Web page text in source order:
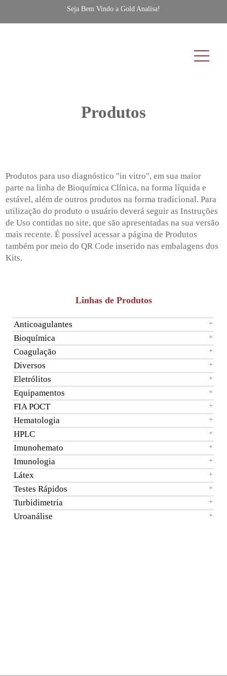
Seja Bem Vindo a Gold Analisa!
Produtos
Produtos para uso diagnóstico "in vitro", em sua maior
parte na linha de Bioquímica Clínica, na forma líquida e
estável, além de outros produtos na forma tradicional. Para
utilização do produto o usuário deverá seguir as Instruções
de Uso contidas no site, que são apresentadas na sua versão
mais recente. É possível acessar a página de Produtos
também por meio do QR Code inserido nas embalagens dos
Kits.
Linhas de Produtos
Anticoagulantes +
Bioquímica +
Coagulação +
Diversos +
Eletrólitos +
Equipamentos +
FIA POCT +
Hematologia +
HPLC +
Imunohemato +
Imunologia +
Látex +
Testes Rápidos +
Turbidimetria +
Uroanálise +